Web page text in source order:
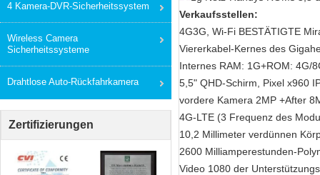
4 Kamera-DVR-Sicherheitssystem
Wireless Camera
Sicherheitssysteme
Drahtlose Auto-Rückfahrkamera
Zertifizierungen
Verkaufsstellen:
4G3G, Wi-Fi BESTÄTIGTE
Viererkabel-Kernes des
Internes RAM: 1G+ROM: 4G/
5,5" QHD-Schirm, Pixel x960
vordere Kamera 2MP +After
4G-LTE (3 Frequenz des
10,2 Millimeter verdünnen
2600 Milliamperestunden-
Video 1080 der